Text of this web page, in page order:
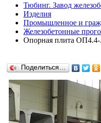
Тюбинг. Завод
Изделия
Промышленное и
Железобетонные
Опорная плита
Поделиться…